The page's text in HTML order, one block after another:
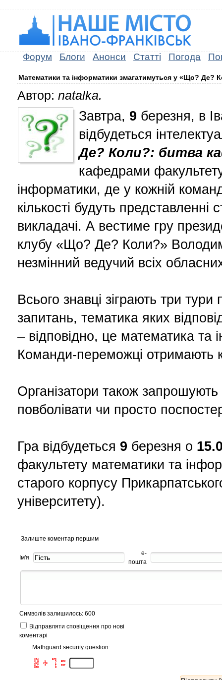
Форум Блоги Анонси Статті Погода
Математики та інформатики змагатимуться у «Що? Де?
Автор: natalka.
Завтра, 9 березня, в
відбудеться
Де? Коли?: битва
кафедрами
інформатики, де у кожній
кількості будуть представленні
викладачі. А вестиме гру
клубу «Що? Де? Коли?»
незмінний ведучий всіх
Всього знавці зіграють три тури
запитань, тематика яких
– відповідно, це математика та
Команди-переможці отримають
Організатори також
повболівати чи просто
Гра відбудеться 9 березня о
факультету математики та
старого корпусу
університету).
Залиште коментар першим
Ім'я
е-
пошта
Символів залишилось: 600
Відправляти сповіщення про нові
коментарі
Mathguard security question:
8S4         EC3
8 G    N      9   ERM
4X3   C28     L
6 7    2      P   IF7